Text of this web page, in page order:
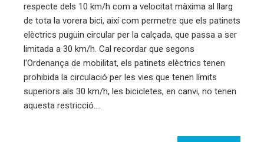
respecte dels 10 km/h com a velocitat màxima al llarg
de tota la vorera bici, així com permetre que els patinets
elèctrics puguin circular per la calçada, que passa a ser
limitada a 30 km/h. Cal recordar que segons
l'Ordenança de mobilitat, els patinets elèctrics tenen
prohibida la circulació per les vies que tenen límits
superiors als 30 km/h, les bicicletes, en canvi, no tenen
aquesta restricció.…